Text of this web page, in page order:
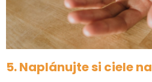
5. Naplánujte si ciele